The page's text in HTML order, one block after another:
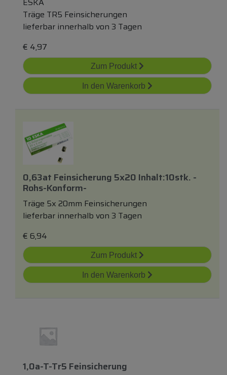
Träge TR5 Feinsicherungen
lieferbar innerhalb von 3 Tagen
€ 4,97
Zum Produkt
In den Warenkorb
0,63at Feinsicherung 5x20 Inhalt:10stk. -
Rohs-Konform-
Träge 5x 20mm Feinsicherungen
lieferbar innerhalb von 3 Tagen
€ 6,94
Zum Produkt
In den Warenkorb
1,0a-T-Tr5 Feinsicherung